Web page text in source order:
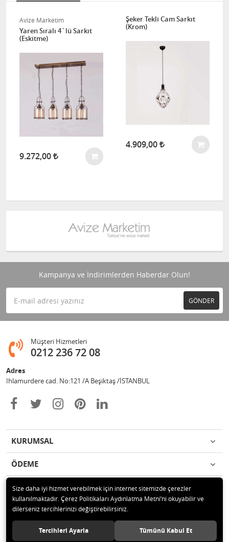
Avize Marketim
Yaren Sıralı 4´lü Sarkıt
(Eskitme)
9.272,00
Şeker Tekli Cam Sarkıt
(Krom)
4.909,00
Kampanya ve İndirimlerden Haberdar Olun!
GÖNDER
Müşteri Hizmetleri
0212 236 72 08
Adres
Ihlamurdere cad. No:121 /A Beşiktaş /İSTANBUL
KURUMSAL
ÖDEME
İLETİŞİM
© 2020 Avize Marketim Tüm hakları saklıdır.
Size daha iyi hizmet verebilmek için internet sitemizde çerezler
kullanılmaktadır. Çerez Politikaları Aydınlatma Metni’ni okuyabilir ve
dilerseniz tercihlerinizi değiştirebilirsiniz.
Tercihleri Ayarla Tümünü Kabul Et